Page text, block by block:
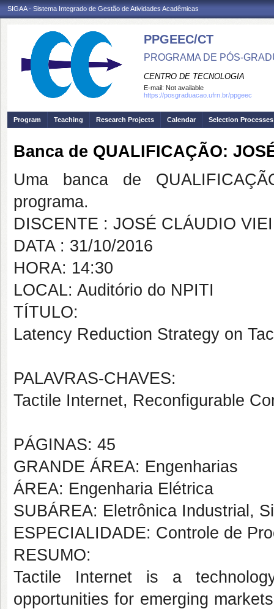
SIGAA - Sistema Integrado de Gestão de Atividades Acadêmicas
PPGEEC/CT
PROGRAMA DE PÓS-
CENTRO DE TECNOLOGIA
E-mail: Not available
https://posgraduacao.ufrn.br/ppgeec
Program Teaching Research Projects Calendar Selection Processes
Banca de QUALIFICAÇÃO:
Uma banca de
programa.
DISCENTE : JOSÉ CLÁUDIO
DATA : 31/10/2016
HORA: 14:30
LOCAL: Auditório do NPITI
TÍTULO:
Latency Reduction Strategy on
PALAVRAS-CHAVES:
Tactile Internet, Reconfigurable
PÁGINAS: 45
GRANDE ÁREA: Engenharias
ÁREA: Engenharia Elétrica
SUBÁREA: Eletrônica Industrial,
ESPECIALIDADE: Controle de
RESUMO:
Tactile Internet is a
opportunities for emerging